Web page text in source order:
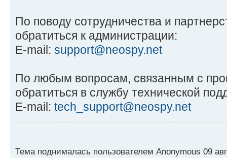
По поводу сотрудничества и
обратиться к администрации:
E-mail: support@neospy.net
По любым вопросам, связанным с
обратиться в службу технической
E-mail: tech_support@neospy.net
Тема поднималась пользователем Anonymous 09